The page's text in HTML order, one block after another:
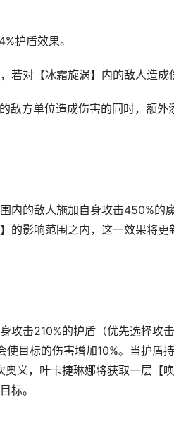
护盾效果。
对【冰霜旋涡】内的敌人造成
方单位造成伤害的同时，额外
内的敌人施加自身攻击450%的
的影响范围之内，这一效果将更
攻击210%的护盾（优先选择攻
使目标的伤害增加10%。当护盾
奥义，叶卡捷琳娜将获取一层【
标。